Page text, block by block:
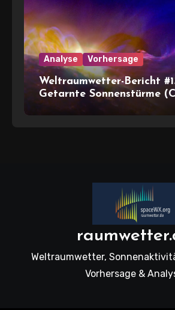
Analyse Vorhersage
Weltraumwetter-Bericht
Getarnte Sonnenstürme
Gebrodel auf der Rückseite
Weltraumwetter,
Vorhersage &